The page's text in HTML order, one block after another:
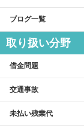
ブログ一覧
取り扱い分野
借金問題
交通事故
未払い残業代